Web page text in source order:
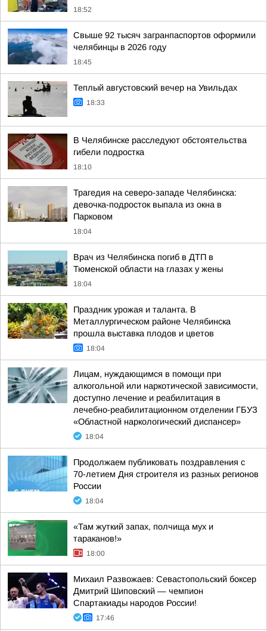
18:52
Свыше 92 тысяч загранпаспортов оформили
челябинцы в 2026 году
18:45
Теплый августовский вечер на Увильдах
18:33
В Челябинске расследуют обстоятельства
гибели подростка
18:10
Трагедия на северо-западе Челябинска:
девочка-подросток выпала из окна в
Парковом
18:04
Врач из Челябинска погиб в ДТП в
Тюменской области на глазах у жены
18:04
Праздник урожая и таланта. В
Металлургическом районе Челябинска
прошла выставка плодов и цветов
18:04
Лицам, нуждающимся в помощи при
алкогольной или наркотической зависимости,
доступно лечение и реабилитация в
лечебно-реабилитационном отделении ГБУЗ
«Областной наркологический диспансер»
18:04
Продолжаем публиковать поздравления с
70-летием Дня строителя из разных регионов
России
18:04
«Там жуткий запах, полчища мух и
тараканов!»
18:00
Михаил Развожаев: Севастопольский боксер
Дмитрий Шиповский — чемпион
Спартакиады народов России!
17:46